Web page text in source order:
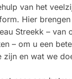
van het
Hier
Streekk – van
– om u een
zijn en wat we